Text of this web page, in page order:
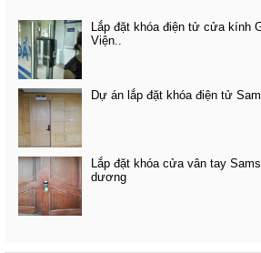
Lắp đặt khóa điện tử cửa kính
Viện..
Dự án lắp đặt khóa điện tử
Lắp đặt khóa cửa vân tay
dương